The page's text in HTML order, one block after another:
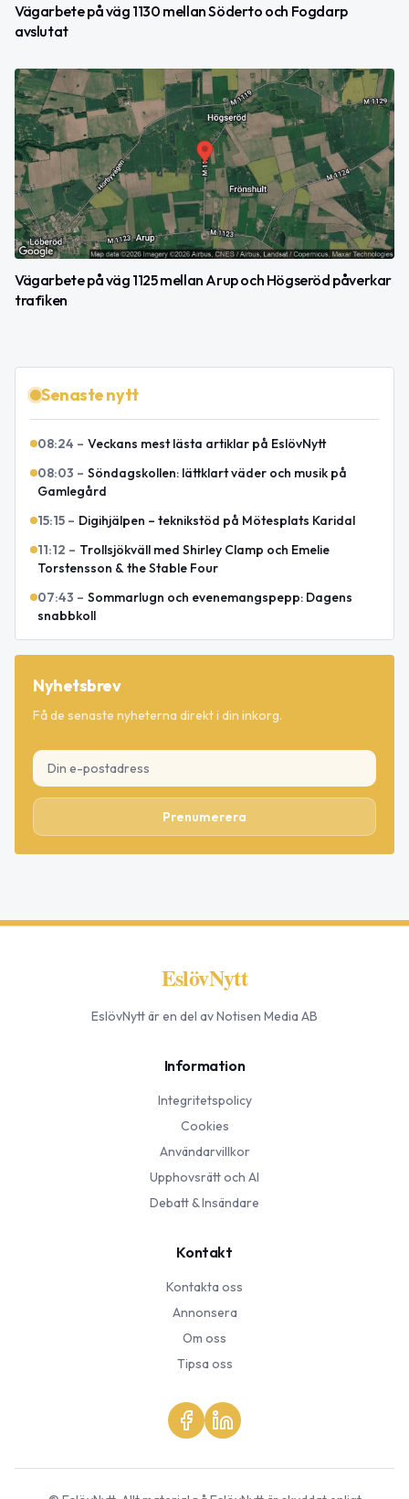
Vägarbete på väg 1130 mellan Söderto och Fogdarp
avslutat
Vägarbete på väg 1125 mellan Arup och Högseröd påverkar
trafiken
Senaste nytt
08:24 – Veckans mest lästa artiklar på EslövNytt
08:03 – Söndagskollen: lättklart väder och musik på
Gamlegård
15:15 – Digihjälpen – teknikstöd på Mötesplats Karidal
11:12 – Trollsjökväll med Shirley Clamp och Emelie
Torstensson & the Stable Four
07:43 – Sommarlugn och evenemangspepp: Dagens
snabbkoll
Nyhetsbrev
Få de senaste nyheterna direkt i din inkorg.
Prenumerera
EslövNytt
EslövNyttär en del av Notisen Media AB
Information
Integritetspolicy
Cookies
Användarvillkor
Upphovsrätt och AI
Debatt & Insändare
Kontakt
Kontakta oss
Annonsera
Om oss
Tipsa oss